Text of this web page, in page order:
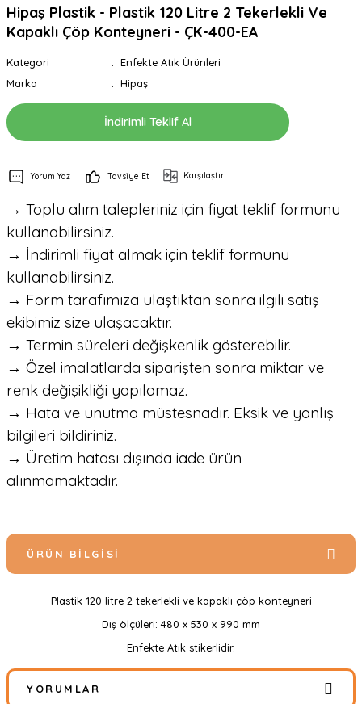
Hipaş Plastik - Plastik 120 Litre 2 Tekerlekli Ve
Kapaklı Çöp Konteyneri - ÇK-400-EA
Kategori
Enfekte Atık Ürünleri
Marka
Hipaş
İndirimli Teklif Al
Yorum Yaz Tavsiye Et Karşılaştır
→ Toplu alım talepleriniz için fiyat teklif formunu
kullanabilirsiniz.
→ İndirimli fiyat almak için teklif formunu
kullanabilirsiniz.
→ Form tarafımıza ulaştıktan sonra ilgili satış
ekibimiz size ulaşacaktır.
→ Termin süreleri değişkenlik gösterebilir.
→ Özel imalatlarda siparişten sonra miktar ve
renk değişikliği yapılamaz.
→ Hata ve unutma müstesnadır. Eksik ve yanlış
bilgileri bildiriniz.
→ Üretim hatası dışında iade ürün
alınmamaktadır.
ÜRÜN BILGISI
Plastik 120 litre 2 tekerlekli ve kapaklı çöp konteyneri
Dış ölçüleri: 480 x 530 x 990 mm
Enfekte Atık stikerlidir.
YORUMLAR